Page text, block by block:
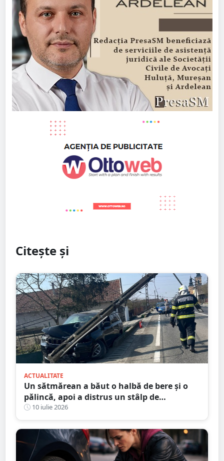
Citește și
ACTUALITATE
Un sătmărean a băut o halbă de bere și o
pălincă, apoi a distrus un stâlp de
electricitate
10 iulie 2026